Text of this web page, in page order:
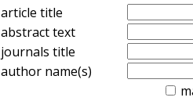
article title
abstract text
journals title
author name(s)